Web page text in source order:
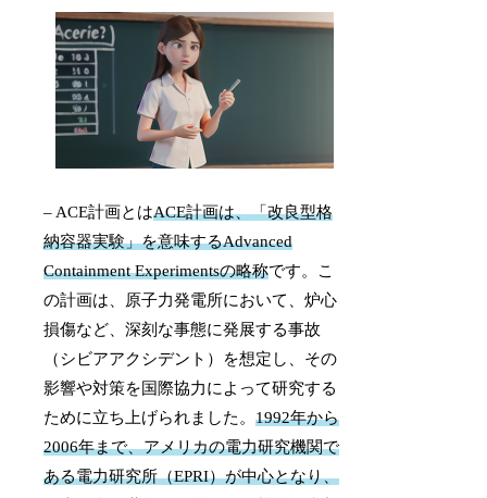
– ACE計画とはACE計画は、「改良型格
納容器実験」を意味するAdvanced
Containment Experimentsの略称です。こ
の計画は、原子力発電所において、炉心
損傷など、深刻な事態に発展する事故
（シビアアクシデント）を想定し、その
影響や対策を国際協力によって研究する
ために立ち上げられました。1992年から
2006年まで、アメリカの電力研究機関で
ある電力研究所（EPRI）が中心となり、